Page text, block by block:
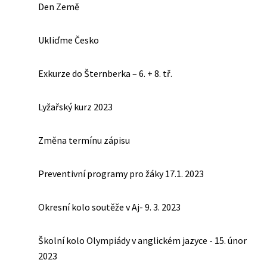
Den Země
Ukliďme Česko
Exkurze do Šternberka – 6. + 8. tř.
Lyžařský kurz 2023
Změna termínu zápisu
Preventivní programy pro žáky 17.1. 2023
Okresní kolo soutěže v Aj- 9. 3. 2023
Školní kolo Olympiády v anglickém jazyce - 15. únor
2023